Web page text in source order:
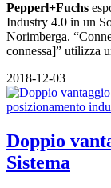
Pepperl+Fuchs
Industry 4.0 in un
Norimberga.
connessa]” utilizza
2018-12-03
Doppio
Sistema